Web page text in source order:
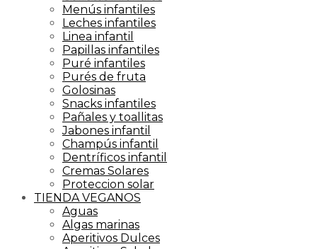
Menús infantiles
Leches infantiles
Linea infantil
Papillas infantiles
Puré infantiles
Purés de fruta
Golosinas
Snacks infantiles
Pañales y toallitas
Jabones infantil
Champús infantil
Dentríficos infantil
Cremas Solares
Proteccion solar
TIENDA VEGANOS
Aguas
Algas marinas
Aperitivos Dulces